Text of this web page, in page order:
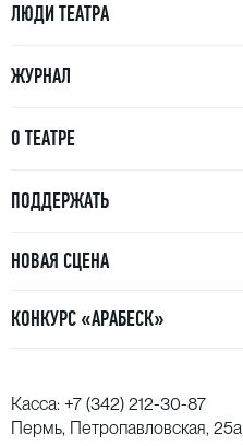
ЛЮДИ ТЕАТРА
ЖУРНАЛ
О ТЕАТРЕ
ПОДДЕРЖАТЬ
НОВАЯ СЦЕНА
КОНКУРС «АРАБЕСК»
Касса: +7 (342) 212-30-87
Пермь, Петропавловская, 25а